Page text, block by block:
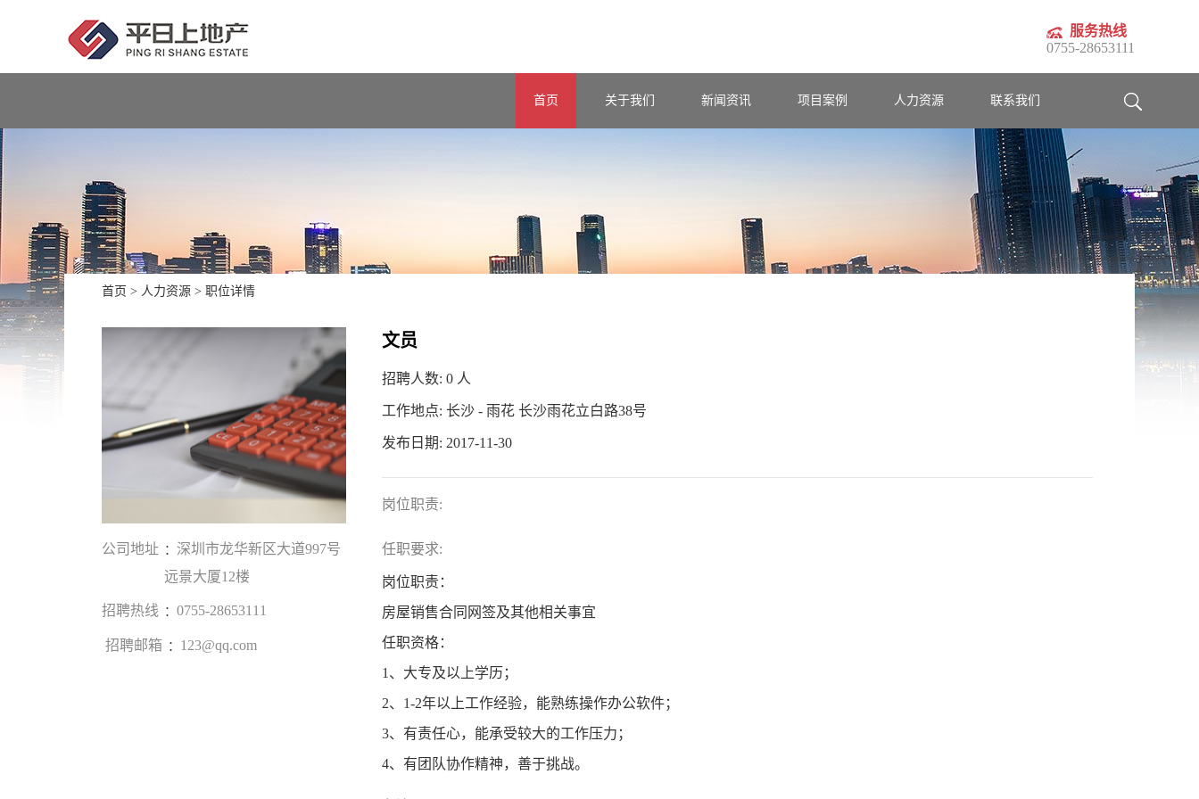
服务热线
0755-28653111
首页 关于我们 新闻资讯 项目案例 人力资源 联系我们
首页 > 人力资源 > 职位详情
公司地址 ： 深圳市龙华新区大道997号
远景大厦12楼
招聘热线 ： 0755-28653111
招聘邮箱 ： 123@qq.com
文员
招聘人数: 0 人
工作地点: 长沙 - 雨花 长沙雨花立白路38号
发布日期: 2017-11-30
岗位职责:
任职要求:
岗位职责：
房屋销售合同网签及其他相关事宜
任职资格：
1、大专及以上学历；
2、1-2年以上工作经验，能熟练操作办公软件；
3、有责任心，能承受较大的工作压力；
4、有团队协作精神，善于挑战。